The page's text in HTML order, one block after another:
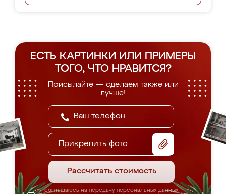
ЕСТЬ КАРТИНКИ ИЛИ ПРИМЕРЫ
ТОГО, ЧТО НРАВИТСЯ?
Присылайте — сделаем также или
лучше!
Прикрепить фото
Рассчитать стоимость
Я соглашаюсь на передачу персональных данных